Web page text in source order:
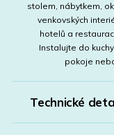
stolem, nábytkem,
venkovských
hotelů a
Instalujte do
pokoje
Technické